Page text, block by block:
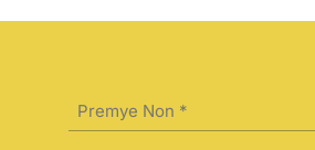
Non
(Required)